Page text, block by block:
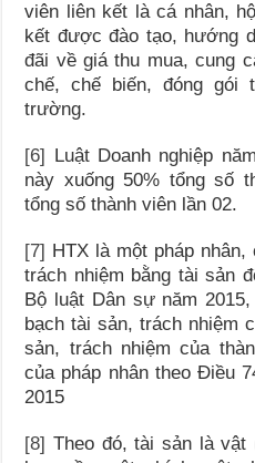
viên liên kết là cá nhân,
kết được đào tạo, hướng
đãi về giá thu mua, cung
chế, chế biến, đóng gói
trường.
[6]
Luật Doanh nghiệp
này xuống 50% tổng số
tổng số thành viên lần 02.
[7]
HTX là một pháp
trách nhiệm bằng tài sản
Bộ luật Dân sự năm
bạch tài sản, trách nhiệm
sản, trách nhiệm của
của pháp nhân theo Điều
2015
[8] Theo đó, tài sản là vật